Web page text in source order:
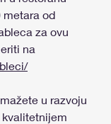
metara od
za ovu
na
u razvoju